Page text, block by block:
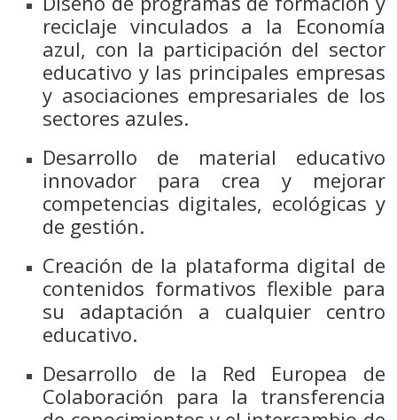
reciclaje vinculados a la Economía
azul, con la participación del sector
educativo y las principales empresas
y asociaciones empresariales de los
sectores azules.
Desarrollo de material educativo
innovador para crea y mejorar
competencias digitales, ecológicas y
de gestión.
Creación de la plataforma digital de
contenidos formativos flexible para
su adaptación a cualquier centro
educativo.
Desarrollo de la Red Europea de
Colaboración para la transferencia